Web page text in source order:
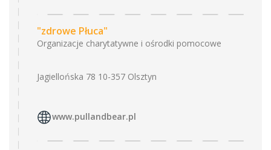
"zdrowe Płuca"
Organizacje charytatywne i ośrodki pomocowe
Jagiellońska 78 10-357 Olsztyn
www.pullandbear.pl